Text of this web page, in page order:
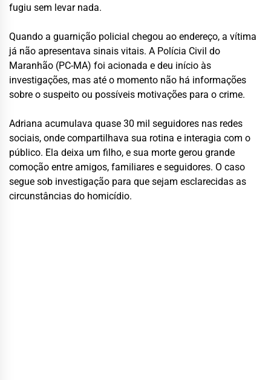
fugiu sem levar nada.
Quando a guarnição policial chegou ao endereço, a vítima
já não apresentava sinais vitais. A Polícia Civil do
Maranhão (PC-MA) foi acionada e deu início às
investigações, mas até o momento não há informações
sobre o suspeito ou possíveis motivações para o crime.
Adriana acumulava quase 30 mil seguidores nas redes
sociais, onde compartilhava sua rotina e interagia com o
público. Ela deixa um filho, e sua morte gerou grande
comoção entre amigos, familiares e seguidores. O caso
segue sob investigação para que sejam esclarecidas as
circunstâncias do homicídio.